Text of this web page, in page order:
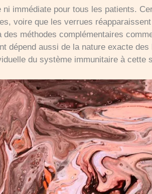
ni immédiate pour tous les patients.
voire que les verrues
méthodes complémentaires
dépend aussi de la nature exacte
du système immunitaire à cette